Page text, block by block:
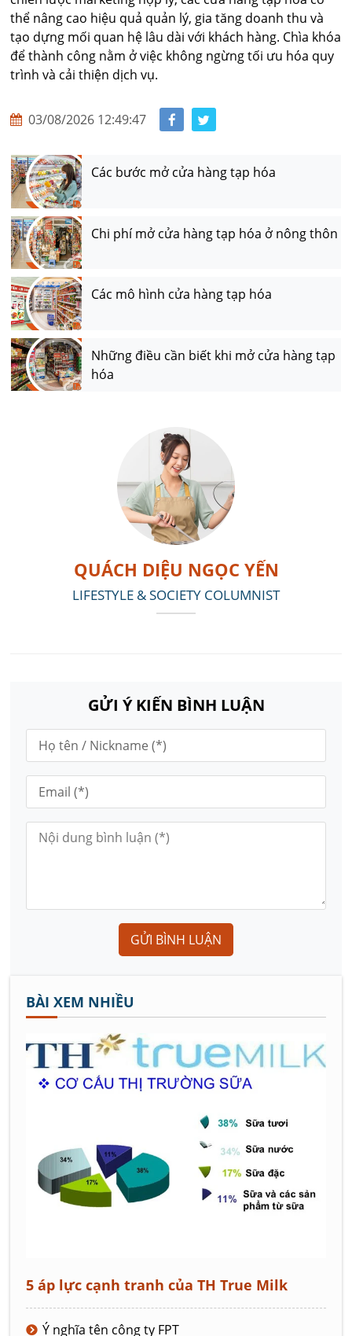
thể nâng cao hiệu quả quản lý, gia tăng doanh thu và
tạo dựng mối quan hệ lâu dài với khách hàng. Chìa khóa
để thành công nằm ở việc không ngừng tối ưu hóa quy
trình và cải thiện dịch vụ.
03/08/2026 12:49:47
Các bước mở cửa hàng tạp hóa
Chi phí mở cửa hàng tạp hóa ở nông thôn
Các mô hình cửa hàng tạp hóa
Những điều cần biết khi mở cửa hàng tạp
hóa
QUÁCH DIỆU NGỌC YẾN
LIFESTYLE & SOCIETY COLUMNIST
GỬI Ý KIẾN BÌNH LUẬN
GỬI BÌNH LUẬN
BÀI XEM NHIỀU
5 áp lực cạnh tranh của TH True Milk
Ý nghĩa tên công ty FPT